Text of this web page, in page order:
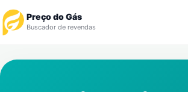
Preço do Gás
Buscador de revendas